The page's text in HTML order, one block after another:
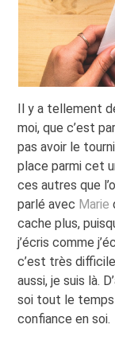
Il y a tellement
moi, que c’est
pas avoir le
place parmi cet
ces autres que
parlé avec Marie
cache plus,
j’écris comme
c’est très
aussi, je suis là.
soi tout le temps
confiance en soi.